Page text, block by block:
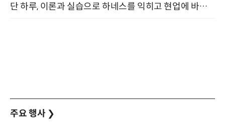
단 하루, 이론과 실습으로 하네스를 익히고 현업에 바로 쓰는 핸즈온 워크숍 (8/20)
주요 행사 ❯